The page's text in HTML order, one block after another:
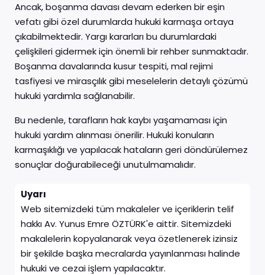
Ancak, boşanma davası devam ederken bir eşin
vefatı gibi özel durumlarda hukuki karmaşa ortaya
çıkabilmektedir. Yargı kararları bu durumlardaki
çelişkileri gidermek için önemli bir rehber sunmaktadır.
Boşanma davalarında kusur tespiti, mal rejimi
tasfiyesi ve mirasçılık gibi meselelerin detaylı çözümü
hukuki yardımla sağlanabilir.
Bu nedenle, tarafların hak kaybı yaşamaması için
hukuki yardım alınması önerilir. Hukuki konuların
karmaşıklığı ve yapılacak hataların geri döndürülemez
sonuçlar doğurabileceği unutulmamalıdır.
Uyarı
Web sitemizdeki tüm makaleler ve içeriklerin telif
hakkı Av. Yunus Emre ÖZTÜRK'e aittir. Sitemizdeki
makalelerin kopyalanarak veya özetlenerek izinsiz
bir şekilde başka mecralarda yayınlanması halinde
hukuki ve cezai işlem yapılacaktır.